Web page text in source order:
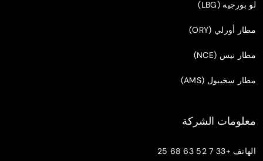
لو بورجيه (LBG)
مطار أورلي (ORY)
مطار نيس (NCE)
مطار سخيبول (AMS)
معلومات الشركة
الهاتف +33 7 52 63 68 25